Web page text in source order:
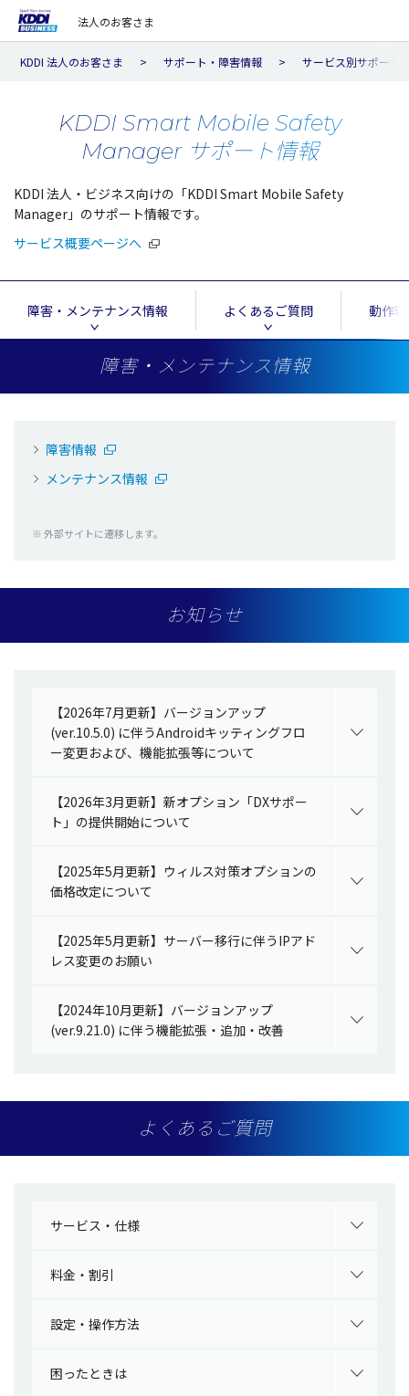
法人のお客さま
KDDI 法人のお客さま サポート・障害情報 サービス別サポート
KDDI Smart Mobile Safety
Manager サポート情報
KDDI 法人・ビジネス向けの「KDDI Smart Mobile Safety
Manager」のサポート情報です。
サービス概要ページへ
障害・メンテナンス情報 よくあるご質問 動作
障害・メンテナンス情報
障害情報
メンテナンス情報
※ 外部サイトに遷移します。
お知らせ
【2026年7月更新】バージョンアップ
(ver.10.5.0) に伴うAndroidキッティングフロ
ー変更および、機能拡張等について
【2026年3月更新】新オプション「DXサポー
ト」の提供開始について
【2025年5月更新】ウィルス対策オプションの
価格改定について
【2025年5月更新】サーバー移行に伴うIPアド
レス変更のお願い
【2024年10月更新】バージョンアップ
(ver.9.21.0) に伴う機能拡張・追加・改善
よくあるご質問
サービス・仕様
料金・割引
設定・操作方法
困ったときは